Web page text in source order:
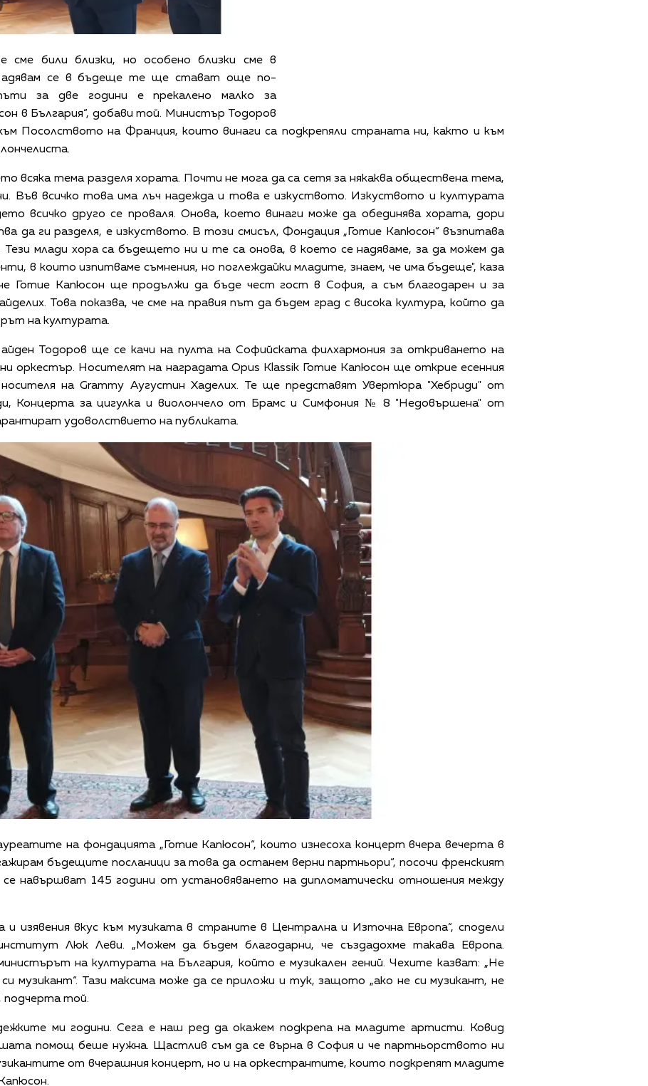
сме били близки, но особено близки сме в
се в бъдеще те ще стават още по-
за две години е прекалено малко за
в България“, добави той. Министър Тодоров
Посолството на Франция, които винаги са подкрепяли страната ни, както и към
всяка тема разделя хората. Почти не мога да са сетя за някаква обществена тема,
Във всичко това има лъч надежда и това е изкуството. Изкуството и културата
всичко друго се проваля. Онова, което винаги може да обединява хората, дори
да ги разделя, е изкуството. В този смисъл, Фондация „Готие Капюсон“ възпитава
Тези млади хора са бъдещето ни и те са онова, в което се надяваме, за да можем да
в които изпитваме съмнения, но поглеждайки младите, знаем, че има бъдеще", каза
Готие Капюсон ще продължи да бъде чест гост в София, а съм благодарен и за
Това показва, че сме на правия път да бъдем град с висока култура, който да
на културата.
Тодоров ще се качи на пулта на Софийската филхармония за откриването на
оркестър. Носителят на наградата Opus Klassik Готие Капюсон ще открие есенния
носителя на Grammy Аугустин Хаделих. Те ще представят Увертюра "Хебриди" от
Концерта за цигулка и виолончело от Брамс и Симфония № 8 "Недовършена" от
удоволствието на публиката.
на фондацията „Готие Капюсон“, които изнесоха концерт вчера вечерта в
бъдещите посланици за това да останем верни партньори“, посочи френският
навършват 145 години от установяването на дипломатически отношения между
изявения вкус към музиката в страните в Централна и Източна Европа“, сподели
Люк Леви. „Можем да бъдем благодарни, че създадохме такава Европа.
на културата на България, който е музикален гений. Чехите казват: „Не
музикант“. Тази максима може да се приложи и тук, защото „ако не си музикант, не
подчерта той.
ми години. Сега е наш ред да окажем подкрепа на младите артисти. Ковид
помощ беше нужна. Щастлив съм да се върна в София и че партньорството ни
от вчерашния концерт, но и на оркестрантите, които подкрепят младите